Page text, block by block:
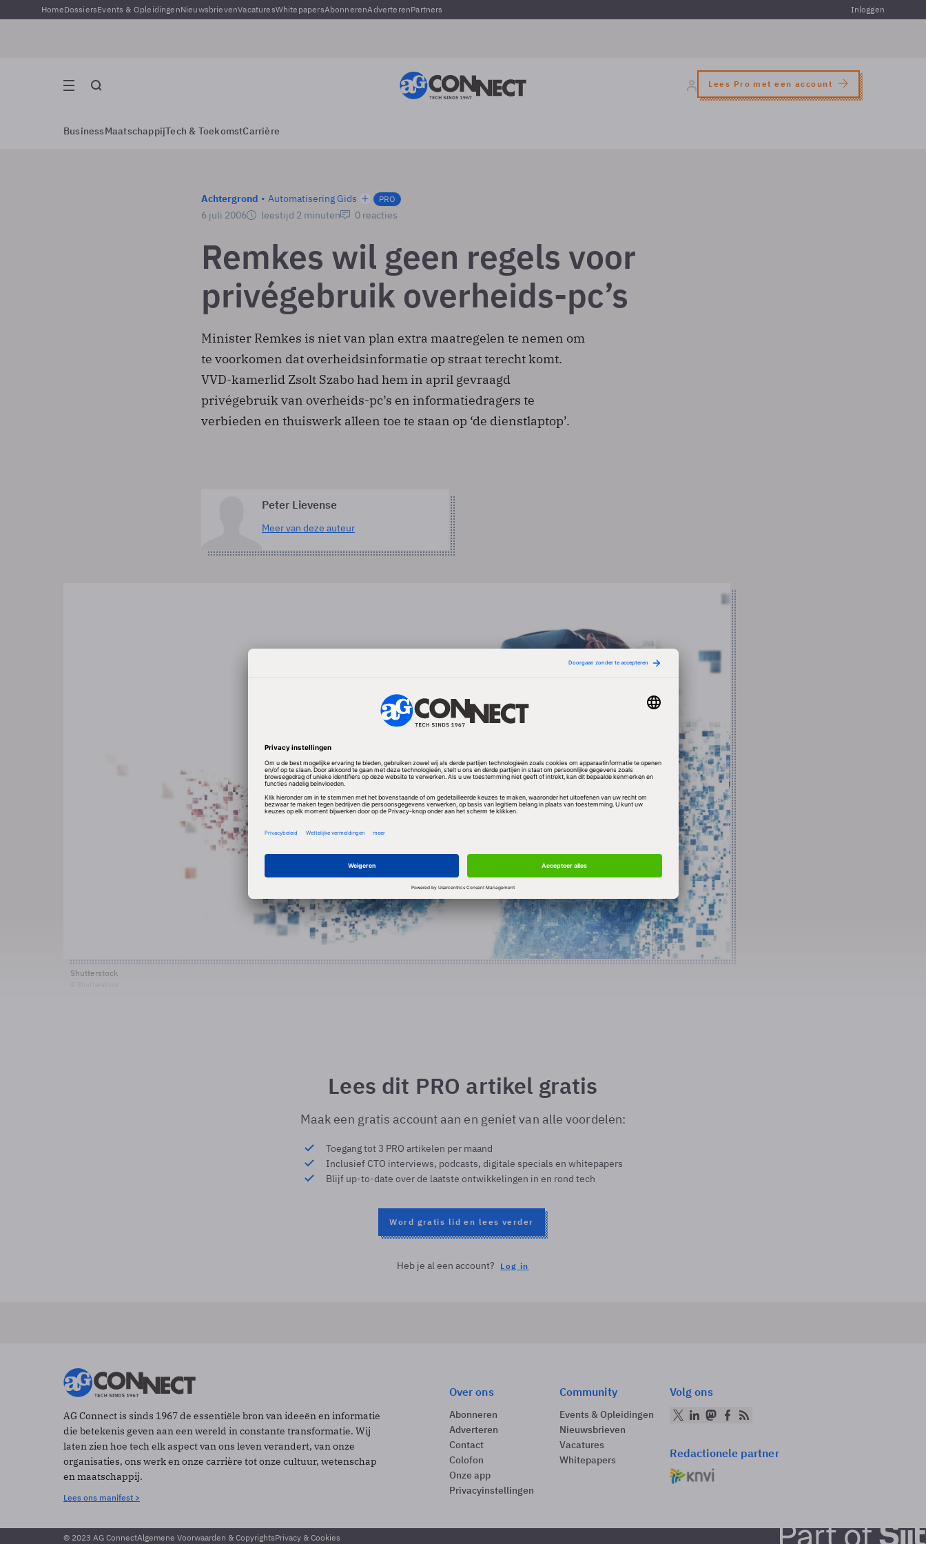
HomeDossiersEvents & OpleidingenNieuwsbrievenVacaturesWhitepapersAbonnerenAdverterenPartners Inloggen
Lees Pro met een account
BusinessMaatschappijTech & ToekomstCarrière
Achtergrond Automatisering Gids PRO
6 juli 2006 leestijd 2 minuten 0 reacties
Remkes wil geen regels voor
privégebruik overheids-pc’s
Minister Remkes is niet van plan extra maatregelen te nemen om
te voorkomen dat overheidsinformatie op straat terecht komt.
VVD-kamerlid Zsolt Szabo had hem in april gevraagd
privégebruik van overheids-pc’s en informatiedragers te
verbieden en thuiswerk alleen toe te staan op ‘de dienstlaptop’.
Peter Lievense
Meer van deze auteur
Shutterstock
Lees dit PRO artikel gratis
Maak een gratis account aan en geniet van alle voordelen:
Toegang tot 3 PRO artikelen per maand
Inclusief CTO interviews, podcasts, digitale specials en whitepapers
Blijf up-to-date over de laatste ontwikkelingen in en rond tech
Word gratis lid en lees verder
Heb je al een account? Log in
AG Connect is sinds 1967 de essentiële bron van ideeën en informatie
die betekenis geven aan een wereld in constante transformatie. Wij
laten zien hoe tech elk aspect van ons leven verandert, van onze
organisaties, ons werk en onze carrière tot onze cultuur, wetenschap
en maatschappij.
Lees ons manifest >
Over ons
Abonneren
Adverteren
Contact
Colofon
Onze app
Privacyinstellingen
Community
Events & Opleidingen
Nieuwsbrieven
Vacatures
Whitepapers
Volg ons
Redactionele partner
© 2023 AG ConnectAlgemene Voorwaarden & CopyrightsPrivacy & Cookies